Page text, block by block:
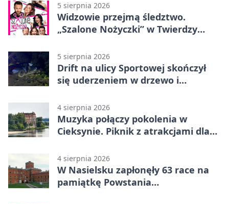
5 sierpnia 2026
Widzowie przejmą śledztwo.
„Szalone Nożyczki” w Twierdzy
5 sierpnia 2026
Drift na ulicy Sportowej skończył
się uderzeniem w drzewo i
4 sierpnia 2026
Muzyka połączy pokolenia w
Cieksynie. Piknik z atrakcjami dla
4 sierpnia 2026
W Nasielsku zapłonęły 63 race na
pamiątkę Powstania